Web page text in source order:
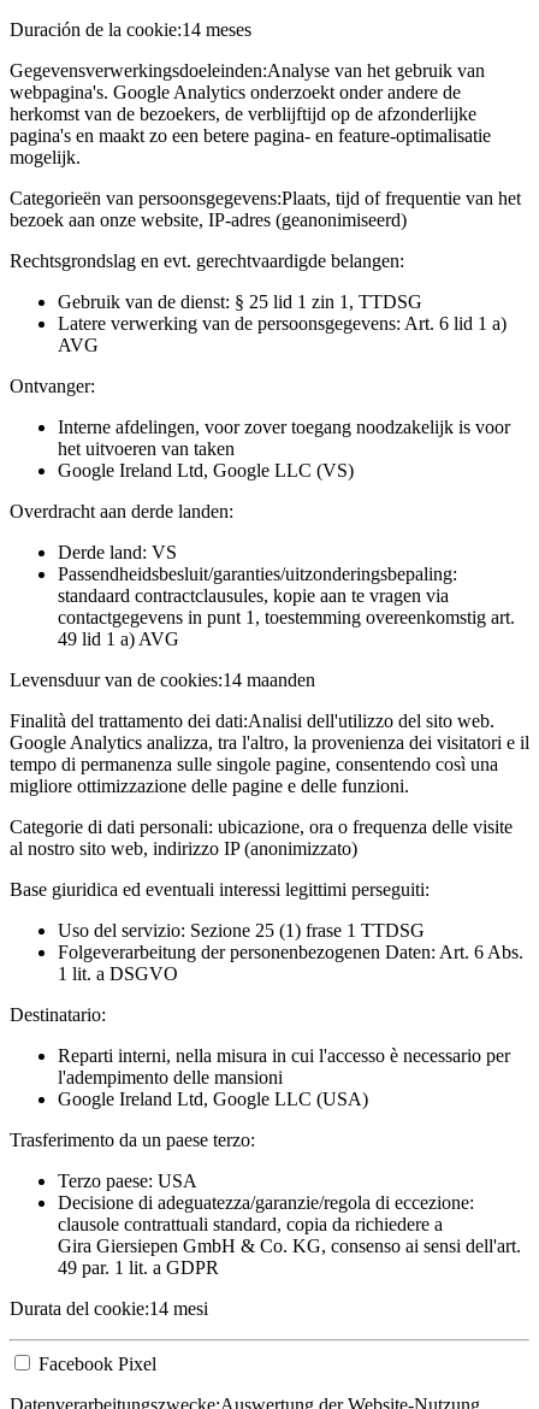
Duración de la cookie:14 meses
Gegevensverwerkingsdoeleinden:Analyse van het gebruik van
webpagina's. Google Analytics onderzoekt onder andere de
herkomst van de bezoekers, de verblijftijd op de afzonderlijke
pagina's en maakt zo een betere pagina- en feature-optimalisatie
mogelijk.
Categorieën van persoonsgegevens:Plaats, tijd of frequentie van het
bezoek aan onze website, IP-adres (geanonimiseerd)
Rechtsgrondslag en evt. gerechtvaardigde belangen:
Gebruik van de dienst: § 25 lid 1 zin 1, TTDSG
Latere verwerking van de persoonsgegevens: Art. 6 lid 1 a)
AVG
Ontvanger:
Interne afdelingen, voor zover toegang noodzakelijk is voor
het uitvoeren van taken
Google Ireland Ltd, Google LLC (VS)
Overdracht aan derde landen:
Derde land: VS
Passendheidsbesluit/garanties/uitzonderingsbepaling:
standaard contractclausules, kopie aan te vragen via
contactgegevens in punt 1, toestemming overeenkomstig art.
49 lid 1 a) AVG
Levensduur van de cookies:14 maanden
Finalità del trattamento dei dati:Analisi dell'utilizzo del sito web.
Google Analytics analizza, tra l'altro, la provenienza dei visitatori e il
tempo di permanenza sulle singole pagine, consentendo così una
migliore ottimizzazione delle pagine e delle funzioni.
Categorie di dati personali: ubicazione, ora o frequenza delle visite
al nostro sito web, indirizzo IP (anonimizzato)
Base giuridica ed eventuali interessi legittimi perseguiti:
Uso del servizio: Sezione 25 (1) frase 1 TTDSG
Folgeverarbeitung der personenbezogenen Daten: Art. 6 Abs.
1 lit. a DSGVO
Destinatario:
Reparti interni, nella misura in cui l'accesso è necessario per
l'adempimento delle mansioni
Google Ireland Ltd, Google LLC (USA)
Trasferimento da un paese terzo:
Terzo paese: USA
Decisione di adeguatezza/garanzie/regola di eccezione:
clausole contrattuali standard, copia da richiedere a
Gira Giersiepen GmbH & Co. KG, consenso ai sensi dell'art.
49 par. 1 lit. a GDPR
Durata del cookie:14 mesi
Facebook Pixel
Datenverarbeitungszwecke:Auswertung der Website-Nutzung,